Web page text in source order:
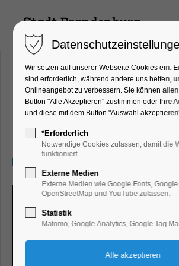
Kunstgut Krahne:
Strukturen auf
Kunst, Mitmach-Aktion,
Wir setzen auf unserer Webseite Cookies ein.
sind erforderlich, während andere uns helfen,
Onlineangebot zu verbessern. Sie können
Button "Alle Akzeptieren" zustimmen oder Ihre
und diese mit dem Button "Auswahl
*Erforderlich
Notwendige Cookies zulassen, damit die
funktioniert.
Externe Medien
Externe Medien wie Google Fonts,
OpenStreetMap und YouTube zulassen.
Statistik
Matomo, Google Analytics, Google Tag